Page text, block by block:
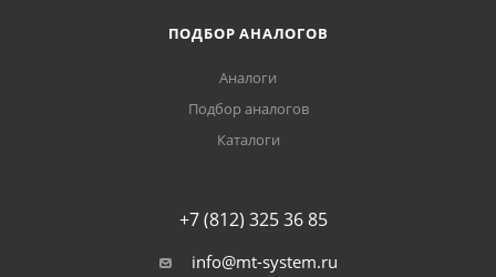
ПОДБОР АНАЛОГОВ
Аналоги
Подбор аналогов
Каталоги
+7 (812) 325 36 85
info@mt-system.ru